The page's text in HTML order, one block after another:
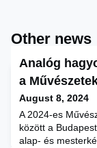
Other news
Analóg
a
August 8, 2024
A 2024-es
között a
alap- és